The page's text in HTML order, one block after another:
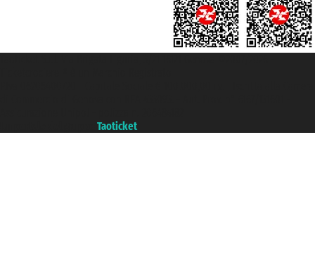
Taoticket